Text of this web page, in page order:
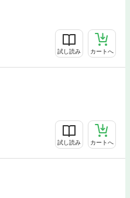
試し読み カートへ
試し読み カートへ